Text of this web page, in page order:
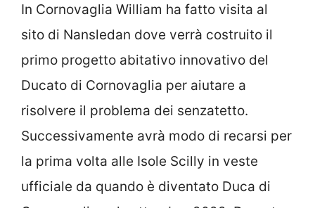
In Cornovaglia William ha fatto visita al
sito di Nansledan dove verrà costruito il
primo progetto abitativo innovativo del
Ducato di Cornovaglia per aiutare a
risolvere il problema dei senzatetto.
Successivamente avrà modo di recarsi per
la prima volta alle Isole Scilly in veste
ufficiale da quando è diventato Duca di